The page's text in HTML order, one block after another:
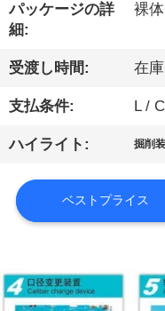
ョ
ー
私
達
に
つ
て
パッケージの詳
細:
裸体
受渡し時間: 在庫
支払条件: L /
ハイライト: 掘削
ベストプライス